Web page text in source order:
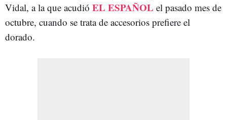
Vidal, a la que acudió EL ESPAÑOL el pasado mes de
octubre, cuando se trata de accesorios prefiere el
dorado.